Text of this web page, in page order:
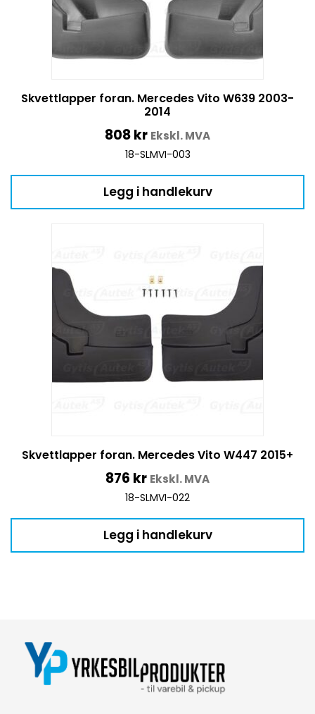
Skvettlapper foran. Mercedes Vito W639 2003-
2014
808kr Ekskl. MVA
18-SLMVI-003
Legg i handlekurv
Skvettlapper foran. Mercedes Vito W447 2015+
876 kr Ekskl. MVA
18-SLMVI-022
Legg i handlekurv